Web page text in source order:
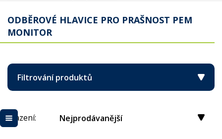
ODBĚROVÉ HLAVICE PRO PRAŠNOST PEM
MONITOR
Filtrování produktů
Řazení: Nejprodávanější